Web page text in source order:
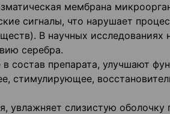
мембрана
сигналы, что нарушает
В научных исследованиях
серебра.
состав препарата, улучшают
стимулирующее,
увлажняет слизистую оболочку